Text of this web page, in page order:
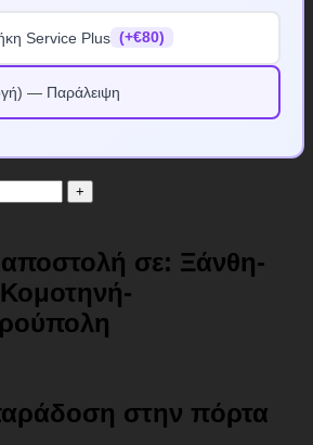
Service Plus (+€80)
— Παράλειψη
σε: Ξάνθη-
στην πόρτα